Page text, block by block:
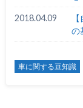
2018.04.09
の
車に関する豆知識